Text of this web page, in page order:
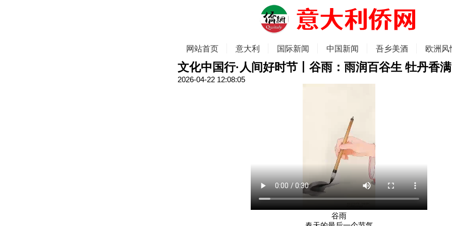
网站首页 意大利 国际新闻 中国新闻 吾乡美酒 欧洲风
文化中国行·人间好时节丨谷雨：雨润百谷生 牡丹香满
2026-04-22 12:08:05
谷雨